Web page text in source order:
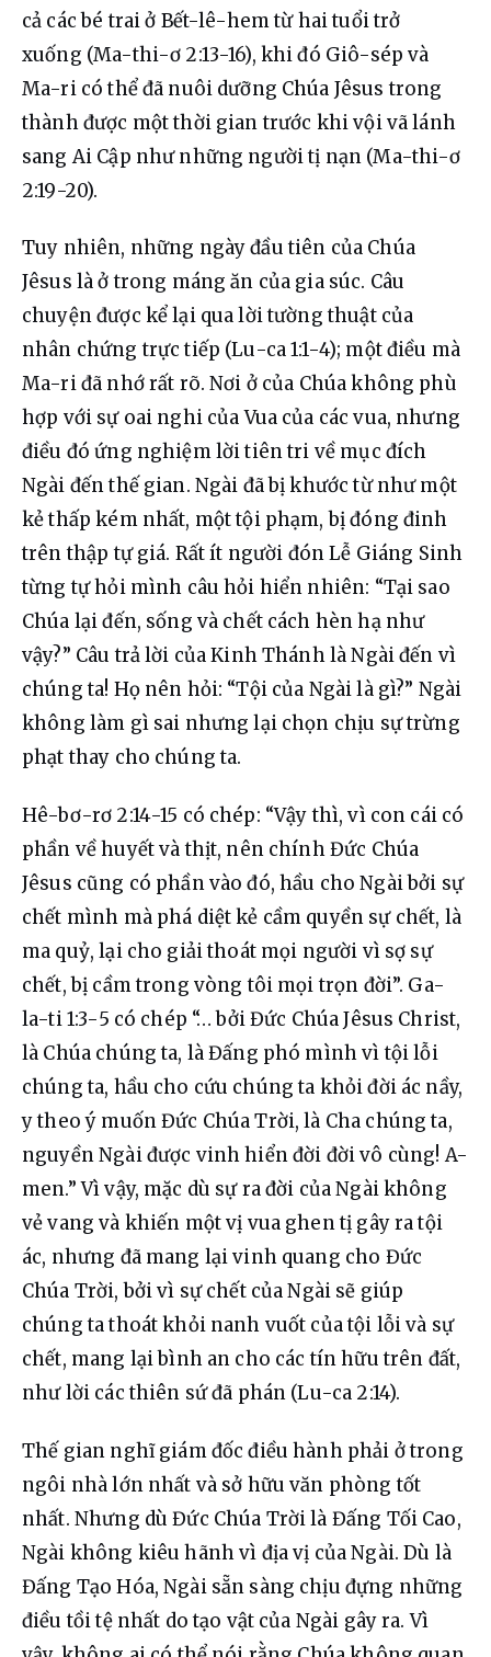
cả các bé trai ở Bết-lê-hem từ hai tuổi trở
xuống (Ma-thi-ơ 2:13-16), khi đó Giô-sép và
Ma-ri có thể đã nuôi dưỡng Chúa Jêsus trong
thành được một thời gian trước khi vội vã lánh
sang Ai Cập như những người tị nạn (Ma-thi-ơ
2:19-20).
Tuy nhiên, những ngày đầu tiên của Chúa
Jêsus là ở trong máng ăn của gia súc. Câu
chuyện được kể lại qua lời tường thuật của
nhân chứng trực tiếp (Lu-ca 1:1-4); một điều mà
Ma-ri đã nhớ rất rõ. Nơi ở của Chúa không phù
hợp với sự oai nghi của Vua của các vua, nhưng
điều đó ứng nghiệm lời tiên tri về mục đích
Ngài đến thế gian. Ngài đã bị khước từ như một
kẻ thấp kém nhất, một tội phạm, bị đóng đinh
trên thập tự giá. Rất ít người đón Lễ Giáng Sinh
từng tự hỏi mình câu hỏi hiển nhiên: “Tại sao
Chúa lại đến, sống và chết cách hèn hạ như
vậy?” Câu trả lời của Kinh Thánh là Ngài đến vì
chúng ta! Họ nên hỏi: “Tội của Ngài là gì?” Ngài
không làm gì sai nhưng lại chọn chịu sự trừng
phạt thay cho chúng ta.
Hê-bơ-rơ 2:14-15 có chép: “Vậy thì, vì con cái có
phần về huyết và thịt, nên chính Đức Chúa
Jêsus cũng có phần vào đó, hầu cho Ngài bởi sự
chết mình mà phá diệt kẻ cầm quyền sự chết, là
ma quỷ, lại cho giải thoát mọi người vì sợ sự
chết, bị cầm trong vòng tôi mọi trọn đời”. Ga-
la-ti 1:3-5 có chép “… bởi Đức Chúa Jêsus Christ,
là Chúa chúng ta, là Đấng phó mình vì tội lỗi
chúng ta, hầu cho cứu chúng ta khỏi đời ác nầy,
y theo ý muốn Đức Chúa Trời, là Cha chúng ta,
nguyền Ngài được vinh hiển đời đời vô cùng! A-
men.” Vì vậy, mặc dù sự ra đời của Ngài không
vẻ vang và khiến một vị vua ghen tị gây ra tội
ác, nhưng đã mang lại vinh quang cho Đức
Chúa Trời, bởi vì sự chết của Ngài sẽ giúp
chúng ta thoát khỏi nanh vuốt của tội lỗi và sự
chết, mang lại bình an cho các tín hữu trên đất,
như lời các thiên sứ đã phán (Lu-ca 2:14).
Thế gian nghĩ giám đốc điều hành phải ở trong
ngôi nhà lớn nhất và sở hữu văn phòng tốt
nhất. Nhưng dù Đức Chúa Trời là Đấng Tối Cao,
Ngài không kiêu hãnh vì địa vị của Ngài. Dù là
Đấng Tạo Hóa, Ngài sẵn sàng chịu đựng những
điều tồi tệ nhất do tạo vật của Ngài gây ra. Vì